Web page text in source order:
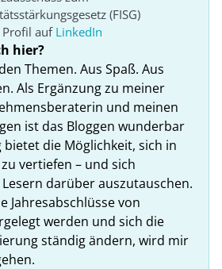
(FISG)
Profil auf LinkedIn
hier?
Themen. Aus Spaß. Aus
Als Ergänzung zu meiner
und meinen
ist das Bloggen wunderbar
bietet die Möglichkeit, sich in
vertiefen – und sich
darüber auszutauschen.
Jahresabschlüsse von
werden und sich die
ständig ändern, wird mir